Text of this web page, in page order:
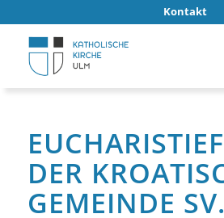
Kontakt
DER
GEMEINDE